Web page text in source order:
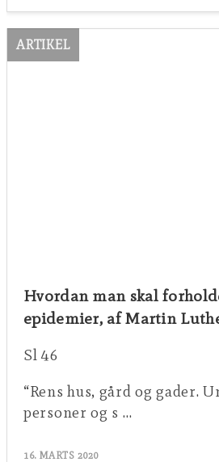
ARTIKEL
Hvordan man skal
epidemier, af Martin
Sl 46
“Rens hus, gård og gader.
personer og s …
16. MARTS 2020